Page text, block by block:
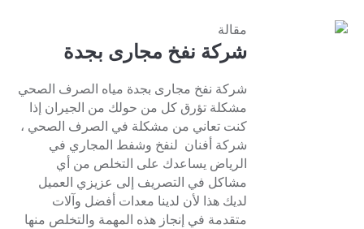
مقالة
شركة نفخ مجارى بجدة
شركة نفخ مجارى بجدة مياه الصرف الصحي
مشكلة تؤرق كل من حولك من الجيران إذا
كنت تعاني من مشكلة في الصرف الصحي ،
شركة أفنان لنفخ وشفط المجاري في
الرياض يساعدك على التخلص من أي
مشاكل في التصريف إلى عزيزي العميل
لديك هذا لأن لدينا معدات أفضل وآلات
متقدمة في إنجاز هذه المهمة والتخلص منها